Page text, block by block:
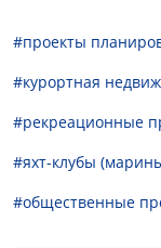
#проекты
#курортная
#рекреационные
#яхт-клубы
#общественные